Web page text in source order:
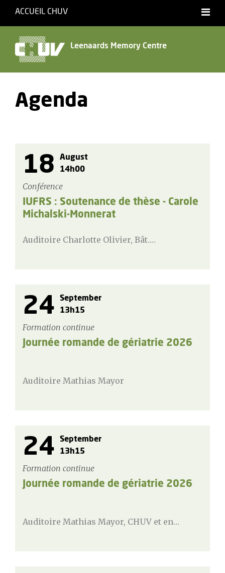
ACCUEIL CHUV
Leenaards Memory Centre
Agenda
18
August
14h00
Conférence
IUFRS : Soutenance de thèse - Carole
Michalski-Monnerat
Auditoire Charlotte Olivier, Bât.…
24
September
13h15
Formation continue
Journée romande de gériatrie 2026
Auditoire Mathias Mayor
24
September
13h15
Formation continue
Journée romande de gériatrie 2026
Auditoire Mathias Mayor, CHUV et en…